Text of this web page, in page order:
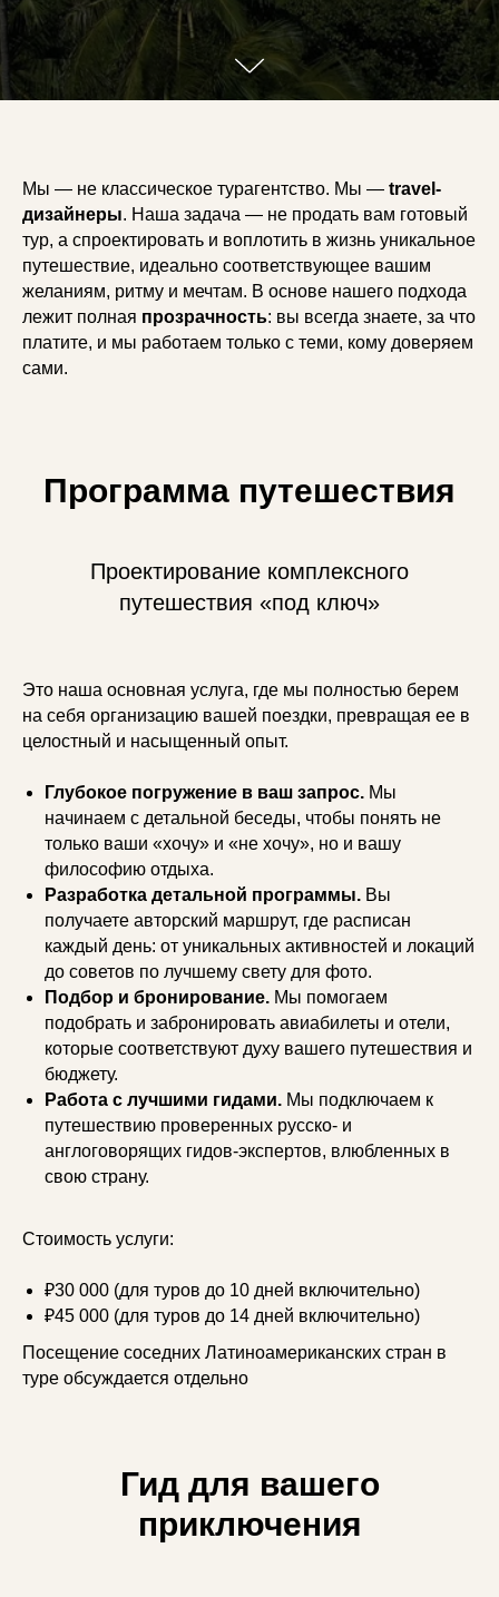
Мы — не классическое турагентство. Мы — travel-
дизайнеры. Наша задача — не продать вам готовый
тур, а спроектировать и воплотить в жизнь уникальное
путешествие, идеально соответствующее вашим
желаниям, ритму и мечтам. В основе нашего подхода
лежит полная прозрачность: вы всегда знаете, за что
платите, и мы работаем только с теми, кому доверяем
сами.
Программа путешествия
Проектирование комплексного
путешествия «под ключ»
Это наша основная услуга, где мы полностью берем
на себя организацию вашей поездки, превращая ее в
целостный и насыщенный опыт.
Глубокое погружение в ваш запрос. Мы
начинаем с детальной беседы, чтобы понять не
только ваши «хочу» и «не хочу», но и вашу
философию отдыха.
Разработка детальной программы. Вы
получаете авторский маршрут, где расписан
каждый день: от уникальных активностей и локаций
до советов по лучшему свету для фото.
Подбор и бронирование. Мы помогаем
подобрать и забронировать авиабилеты и отели,
которые соответствуют духу вашего путешествия и
бюджету.
Работа с лучшими гидами. Мы подключаем к
путешествию проверенных русско- и
англоговорящих гидов-экспертов, влюбленных в
свою страну.
Стоимость услуги:
₽30 000 (для туров до 10 дней включительно)
₽45 000 (для туров до 14 дней включительно)
Посещение соседних Латиноамериканских стран в
туре обсуждается отдельно
Гид для вашего
приключения